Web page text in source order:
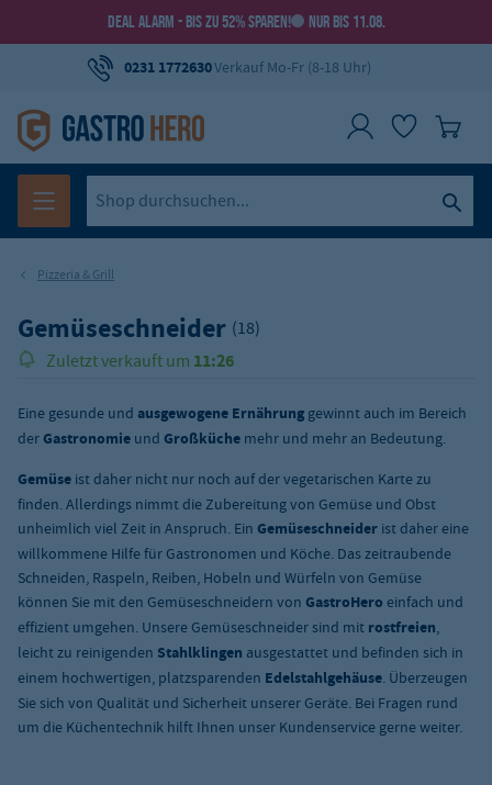
DEAL ALARM - BIS ZU 52% SPAREN! NUR BIS 11.08.
0231 1772630Verkauf Mo-Fr (8-18 Uhr)
Pizzeria & Grill
Gemüseschneider (18)
Zuletzt verkauft um 11:26
Eine gesunde und ausgewogene Ernährung gewinnt auch im Bereich
derGastronomie und Großküche mehr und mehr an Bedeutung.
Gemüse ist daher nicht nur noch auf der vegetarischen Karte zu
finden. Allerdings nimmt die Zubereitung von Gemüse und Obst
unheimlich viel Zeit in Anspruch. Ein Gemüseschneider ist daher eine
willkommene Hilfe für Gastronomen und Köche. Das zeitraubende
Schneiden, Raspeln, Reiben, Hobeln und Würfeln von Gemüse
können Sie mit den Gemüseschneidern von GastroHero einfach und
effizient umgehen. Unsere Gemüseschneider sind mit rostfreien,
leicht zu reinigenden Stahlklingen ausgestattet und befinden sich in
einem hochwertigen, platzsparenden Edelstahlgehäuse. Überzeugen
Sie sich von Qualität und Sicherheit unserer Geräte. Bei Fragen rund
um die Küchentechnik hilft Ihnen unser Kundenservice gerne weiter.